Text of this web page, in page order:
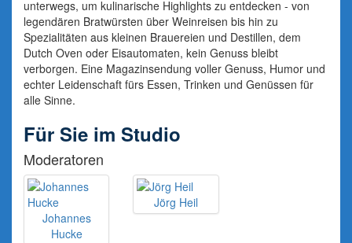
unterwegs, um kulinarische Highlights zu entdecken - von
legendären Bratwürsten über Weinreisen bis hin zu
Spezialitäten aus kleinen Brauereien und Destillen, dem
Dutch Oven oder Eisautomaten, kein Genuss bleibt
verborgen. Eine Magazinsendung voller Genuss, Humor und
echter Leidenschaft fürs Essen, Trinken und Genüssen für
alle Sinne.
Für Sie im Studio
Moderatoren
Johannes
Hucke
Jörg Heil